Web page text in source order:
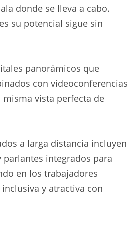
donde se lleva a cabo.
su potencial sigue sin
panorámicos que
con videoconferencias
vista perfecta de
a larga distancia incluyen
integrados para
en los trabajadores
y atractiva con